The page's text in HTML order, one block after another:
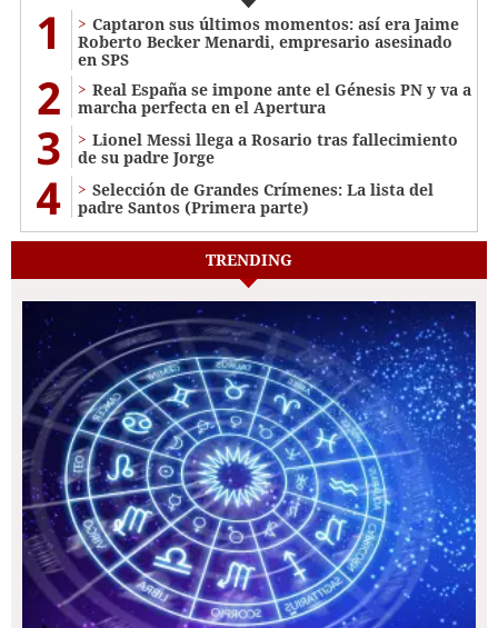
1
Captaron sus últimos momentos: así era Jaime
Roberto Becker Menardi​​​, empresario asesinado
en SPS
2
Real España se impone ante el Génesis PN y va a
marcha perfecta en el Apertura
3
Lionel Messi llega a Rosario tras fallecimiento
de su padre Jorge
4
Selección de Grandes Crímenes: La lista del
padre Santos (Primera parte)
TRENDING